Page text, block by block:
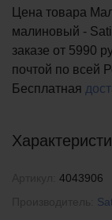
Цена товара
малиновый -
заказе от 5990
почтой по всей
Бесплатная
4043906